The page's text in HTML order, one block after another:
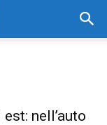
nell’auto